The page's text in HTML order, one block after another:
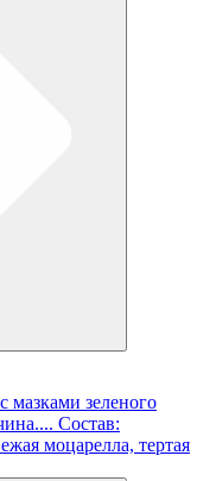
мазками зеленого
Состав:
моцарелла, тертая